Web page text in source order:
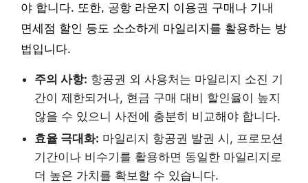
야 합니다. 또한, 공항 라운지 이용권 구매나 기내
면세점 할인 등도 소소하게 마일리지를 활용하는 방
법입니다.
주의 사항: 항공권 외 사용처는 마일리지 소진 기
간이 제한되거나, 현금 구매 대비 할인율이 높지
않을 수 있으니 사전에 충분히 비교해야 합니다.
효율 극대화: 마일리지 항공권 발권 시, 프로모션
기간이나 비수기를 활용하면 동일한 마일리지로
더 높은 가치를 확보할 수 있습니다.